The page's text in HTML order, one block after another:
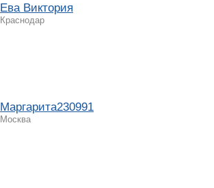
Ева Виктория
Краснодар
Маргарита230991
Москва